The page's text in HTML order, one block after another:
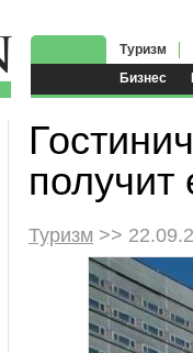
Бизнес
Туризм
Туризм >>